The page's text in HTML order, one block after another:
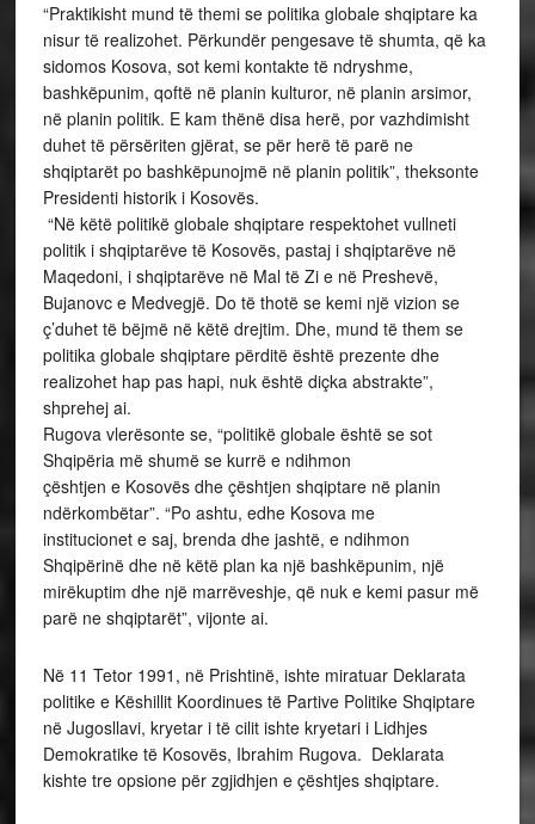
“Praktikisht mund të themi se politika globale shqiptare ka
nisur të realizohet. Përkundër pengesave të shumta, që ka
sidomos Kosova, sot kemi kontakte të ndryshme,
bashkëpunim, qoftë në planin kulturor, në planin arsimor,
në planin politik. E kam thënë disa herë, por vazhdimisht
duhet të përsëriten gjërat, se për herë të parë ne
shqiptarët po bashkëpunojmë në planin politik”, theksonte
Presidenti historik i Kosovës.
“Në këtë politikë globale shqiptare respektohet vullneti
politik i shqiptarëve të Kosovës, pastaj i shqiptarëve në
Maqedoni, i shqiptarëve në Mal të Zi e në Preshevë,
Bujanovc e Medvegjë. Do të thotë se kemi një vizion se
ç’duhet të bëjmë në këtë drejtim. Dhe, mund të them se
politika globale shqiptare përditë është prezente dhe
realizohet hap pas hapi, nuk është diçka abstrakte”,
shprehej ai.
Rugova vlerësonte se, “politikë globale është se sot
Shqipëria më shumë se kurrë e ndihmon
çështjen e Kosovës dhe çështjen shqiptare në planin
ndërkombëtar”. “Po ashtu, edhe Kosova me
institucionet e saj, brenda dhe jashtë, e ndihmon
Shqipërinë dhe në këtë plan ka një bashkëpunim, një
mirëkuptim dhe një marrëveshje, që nuk e kemi pasur më
parë ne shqiptarët”, vijonte ai.
Në 11 Tetor 1991, në Prishtinë, ishte miratuar Deklarata
politike e Këshillit Koordinues të Partive Politike Shqiptare
në Jugosllavi, kryetar i të cilit ishte kryetari i Lidhjes
Demokratike të Kosovës, Ibrahim Rugova. Deklarata
kishte tre opsione për zgjidhjen e çështjes shqiptare.